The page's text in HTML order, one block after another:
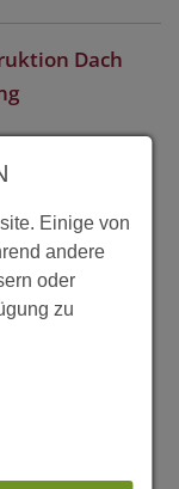
Dach
von einer
gebildet.
ist aus
zu
besonders
Einige von
andere
oder
zu